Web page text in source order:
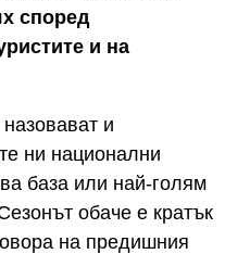
според
и на
и
ни национални
база или най-голям
обаче е кратък
на предишния